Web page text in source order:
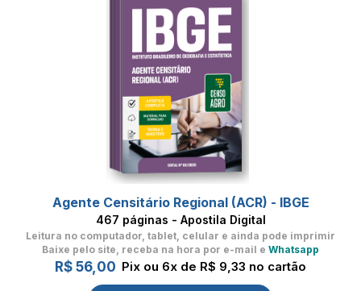
Agente Censitário Regional (ACR) - IBGE
467 páginas - Apostila Digital
Leitura no computador, tablet, celular e ainda pode imprimir
Baixe pelo site, receba na hora por e-mail e Whatsapp
R$ 56,00 Pix ou 6x de R$ 9,33 no cartão